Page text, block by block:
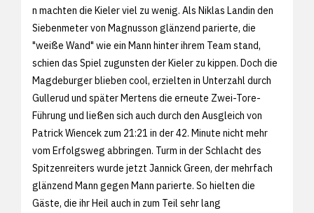
n machten die Kieler viel zu wenig. Als Niklas Landin den
Siebenmeter von Magnusson glänzend parierte, die
"weiße Wand" wie ein Mann hinter ihrem Team stand,
schien das Spiel zugunsten der Kieler zu kippen. Doch die
Magdeburger blieben cool, erzielten in Unterzahl durch
Gullerud und später Mertens die erneute Zwei-Tore-
Führung und ließen sich auch durch den Ausgleich von
Patrick Wiencek zum 21:21 in der 42. Minute nicht mehr
vom Erfolgsweg abbringen. Turm in der Schlacht des
Spitzenreiters wurde jetzt Jannick Green, der mehrfach
glänzend Mann gegen Mann parierte. So hielten die
Gäste, die ihr Heil auch in zum Teil sehr lang